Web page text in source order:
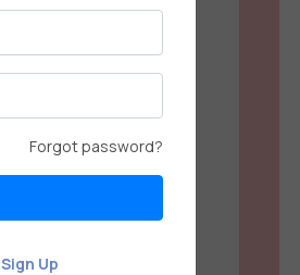
Forgot password?
Sign Up